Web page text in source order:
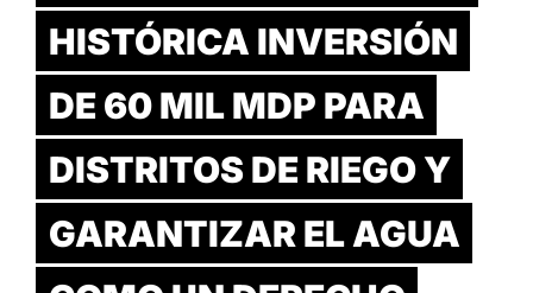
HISTÓRICA INVERSIÓN
DE 60 MIL MDP PARA
DISTRITOS DE RIEGO Y
GARANTIZAR EL AGUA